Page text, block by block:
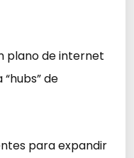
plano de internet
de
para expandir